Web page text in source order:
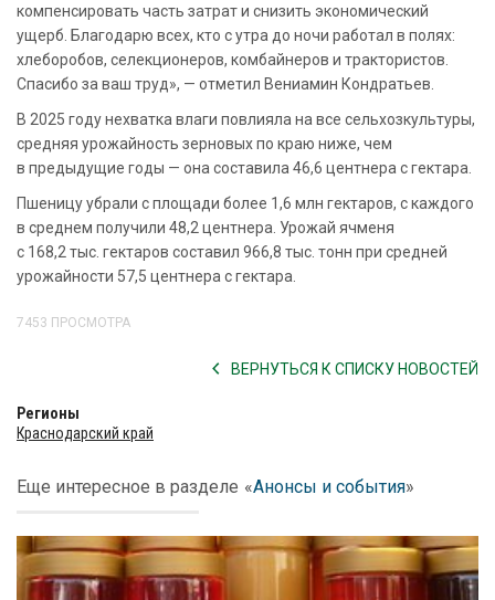
компенсировать часть затрат и снизить экономический
ущерб. Благодарю всех, кто с утра до ночи работал в полях:
хлеборобов, селекционеров, комбайнеров и трактористов.
Спасибо за ваш труд», — отметил Вениамин Кондратьев.
В 2025 году нехватка влаги повлияла на все сельхозкультуры,
средняя урожайность зерновых по краю ниже, чем
в предыдущие годы — она составила 46,6 центнера с гектара.
Пшеницу убрали с площади более 1,6 млн гектаров, с каждого
в среднем получили 48,2 центнера. Урожай ячменя
с 168,2 тыс. гектаров составил 966,8 тыс. тонн при средней
урожайности 57,5 центнера с гектара.
7453 ПРОСМОТРА
ВЕРНУТЬСЯ К СПИСКУ НОВОСТЕЙ
Регионы
Краснодарский край
Еще интересное в разделе «Анонсы и события»